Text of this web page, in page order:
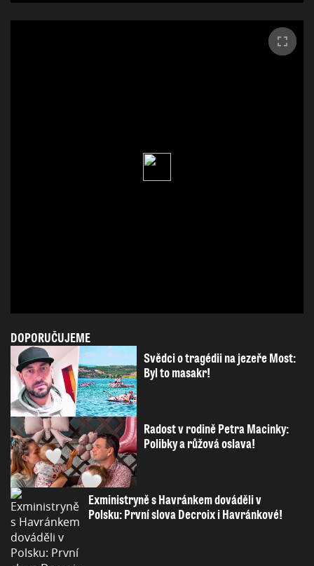
DOPORUČUJEME
Svědci o tragédii na jezeře Most:
Byl to masakr!
Radost v rodině Petra Macinky:
Polibky a růžová oslava!
Exministryně s Havránkem dováděli v
Polsku: První slova Decroix i Havránkové!